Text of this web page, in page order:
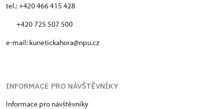
tel.: +420 466 415 428
+420 725 507 500
e-mail: kunetickahora@npu.cz
INFORMACE PRO NÁVŠTĚVNÍKY
Informace pro návštěvníky